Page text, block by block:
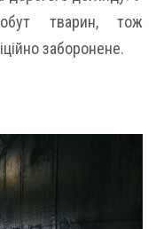
тварин, тож
заборонене.